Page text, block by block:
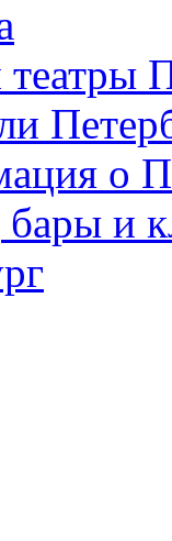
о
и